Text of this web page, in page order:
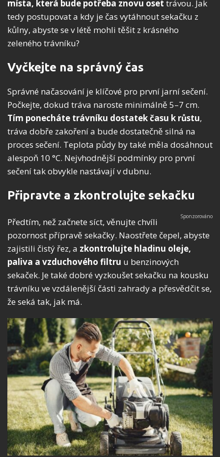
místa, která bude potřeba znovu oset trávou. Jak
tedy postupovat a kdy je čas vytáhnout sekačku z
kůlny, abyste se v létě mohli těšit z krásného
zeleného trávníku?
Vyčkejte na správný čas
Správné načasování je klíčové pro první jarní sečení.
Počkejte, dokud tráva naroste minimálně 5–7 cm.
Tím ponecháte trávníku dostatek času k růstu,
tráva dobře zakoření a bude dostatečně silná na
proces sečení. Teplota půdy by také měla dosáhnout
alespoň 10 °C. Nejvhodnější podmínky pro první
sečení tak obvykle nastávají v dubnu.
Připravte a zkontrolujte sekačku
Předtím, než začnete síct, věnujte chvíli
pozornost přípravě sekačky. Naostřete čepel, abyste
zajistili čistý řez, a zkontrolujte hladinu oleje,
paliva a vzduchového filtru u benzinových
sekaček. Je také dobré vyzkoušet sekačku na kousku
trávníku ve vzdálenější části zahrady a přesvědčit se,
že seká tak, jak má.